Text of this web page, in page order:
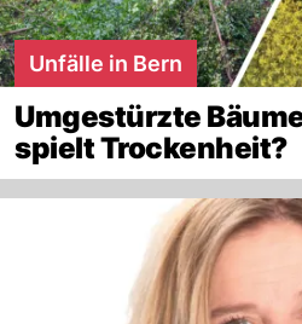
Unfälle in Bern
Umgestürzte
spielt Trockenheit?